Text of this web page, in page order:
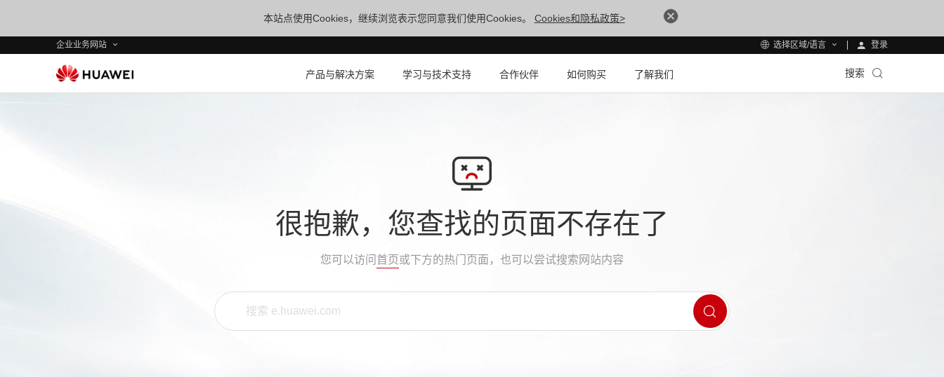
本站点使用Cookies，继续浏览表示您同意我们使用Cookies。 Cookies和隐私政策>
企业业务网站 选择区域/语言 登录
产品与解决方案 学习与技术支持 合作伙伴 如何购买 了解我们 搜索
很抱歉，您查找的页面不存在了
您可以访问 首页或下方的热门页面，也可以尝试搜索网站内容